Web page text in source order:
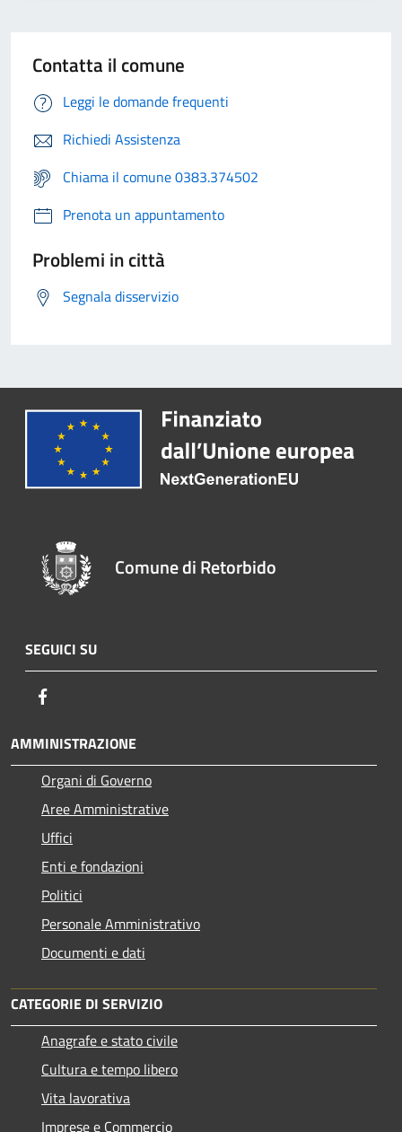
Contatta il comune
Leggi le domande frequenti
Richiedi Assistenza
Chiama il comune 0383.374502
Prenota un appuntamento
Problemi in città
Segnala disservizio
Comune di Retorbido
SEGUICI SU
AMMINISTRAZIONE
Organi di Governo
Aree Amministrative
Uffici
Enti e fondazioni
Politici
Personale Amministrativo
Documenti e dati
CATEGORIE DI SERVIZIO
Anagrafe e stato civile
Cultura e tempo libero
Vita lavorativa
Imprese e Commercio